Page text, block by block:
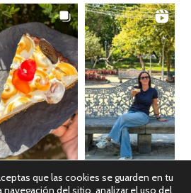
que las cookies se guarden en tu
del sitio, analizar el uso del